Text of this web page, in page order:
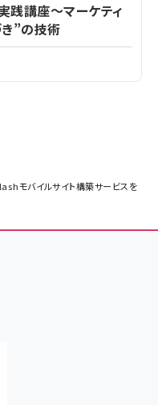
モバイルサイト構築サービスを
践講座～マーケティ
”の技術